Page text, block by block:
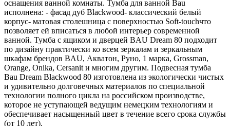
оснащения ванной комнаты. Тумба для ванной Bau
исполнена: - фасад дуб Blackwood- классический белый
корпус- матовая столешница с поверхностью Soft-touchчто
позволяет ей вписаться в любой интерьер современной
ванной. Тумба с ящиком и дверцей BAU Dream 80 подходит
по дизайну практически ко всем зеркалам и зеркальным
шкафам брендов BAU, Акватон, Руно, 1 марка, Grossman,
Orange, Onika, Cersanit и многим другим. Подвесная тумба
Bau Dream Blackwood 80 изготовлена из экологически чистых
и удивительно долговечных материалов по специальной
технологии полного цикла на российском производстве,
которое не уступающей ведущим немецким технологиям и
обеспечивает насыщенный цвет в течение всего срока службы
(от 10 лет).